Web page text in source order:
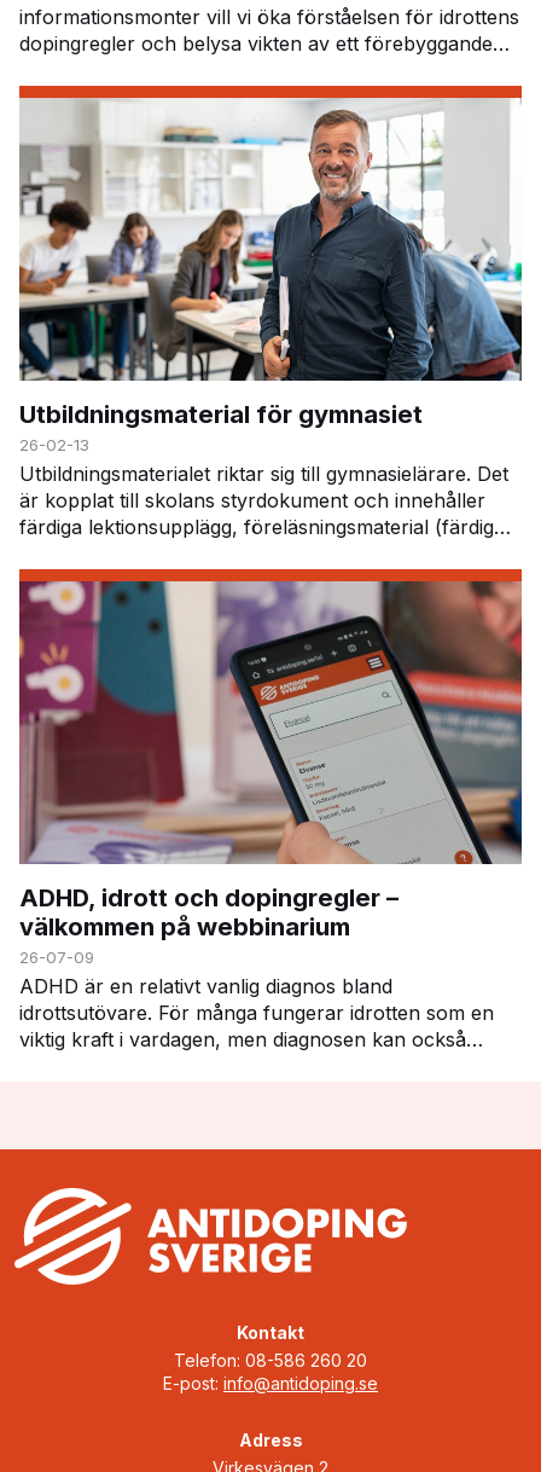
informationsmonter vill vi öka förståelsen för idrottens
dopingregler och belysa vikten av ett förebyggande
Utbildningsmaterial för gymnasiet
26-02-13
Utbildningsmaterialet riktar sig till gymnasielärare. Det
är kopplat till skolans styrdokument och innehåller
färdiga lektionsupplägg, föreläsningsmaterial (färdig
ADHD, idrott och dopingregler –
välkommen på webbinarium
26-07-09
ADHD är en relativt vanlig diagnos bland
idrottsutövare. För många fungerar idrotten som en
viktig kraft i vardagen, men diagnosen kan också
Kontakt
Telefon: 08-586 260 20
E-post: info@antidoping.se
Adress